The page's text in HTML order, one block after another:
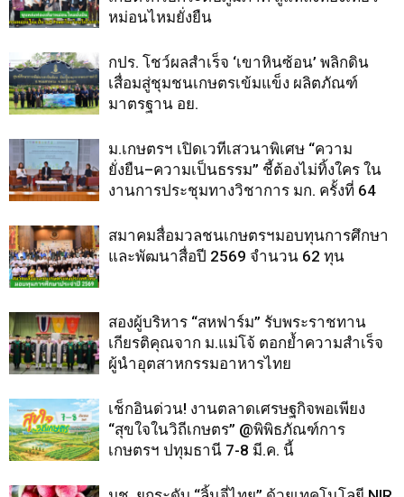
หม่อนไหมยั่งยืน
กปร. โชว์ผลสำเร็จ ‘เขาหินซ้อน’ พลิกดิน
เสื่อมสู่ชุมชนเกษตรเข้มแข็ง ผลิตภัณฑ์
มาตรฐาน อย.
ม.เกษตรฯ เปิดเวทีเสวนาพิเศษ “ความ
ยั่งยืน–ความเป็นธรรม” ชี้ต้องไม่ทิ้งใคร ใน
งานการประชุมทางวิชาการ มก. ครั้งที่ 64
สมาคมสื่อมวลชนเกษตรฯมอบทุนการศึกษา
และพัฒนาสื่อปี 2569 จำนวน 62 ทุน
สองผู้บริหาร “สหฟาร์ม” รับพระราชทาน
เกียรติคุณจาก ม.แม่โจ้ ตอกย้ำความสำเร็จ
ผู้นำอุตสาหกรรมอาหารไทย
เช็กอินด่วน! งานตลาดเศรษฐกิจพอเพียง
“สุขใจในวิถีเกษตร” @พิพิธภัณฑ์การ
เกษตรฯ ปทุมธานี 7-8 มี.ค. นี้